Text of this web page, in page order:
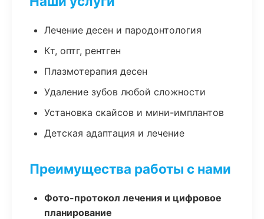
Лечение десен и пародонтология
Кт, оптг, рентген
Плазмотерапия десен
Удаление зубов любой сложности
Установка скайсов и мини-имплантов
Детская адаптация и лечение
Преимущества работы с нами
Фото-протокол лечения и цифровое
планирование